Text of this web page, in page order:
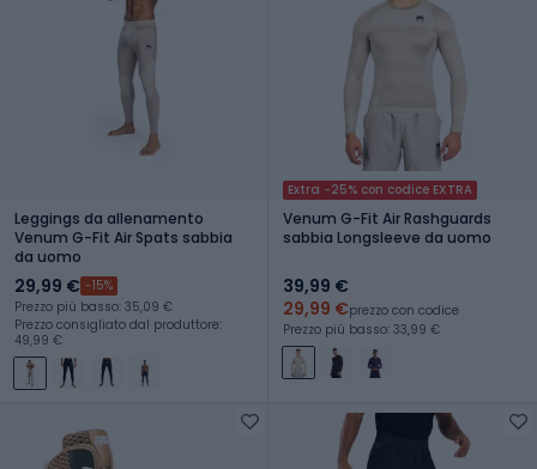
Leggings da allenamento
Venum G-Fit Air Spats sabbia
da uomo
29,99 € -15%
Prezzo più basso: 35,09 €
Prezzo consigliato dal produttore:
49,99 €
Extra -25% con codice EXTRA
Venum G-Fit Air Rashguards
sabbia Longsleeve da uomo
39,99 €
29,99 €prezzo con codice
Prezzo più basso: 33,99 €